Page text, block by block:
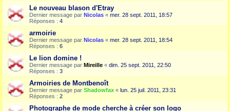
Le nouveau blason d'Etray
Dernier message par Nicolas « mer. 28 sept. 2011, 18:57
Réponses : 4
armoirie
Dernier message par Nicolas « mer. 28 sept. 2011, 18:54
Réponses : 6
Le lion domine !
Dernier message par Mireille « dim. 25 sept. 2011, 22:50
Réponses : 3
Armoiries de Montbenoît
Dernier message par Shadowfax « lun. 25 juil. 2011, 23:31
Réponses : 2
Photographe de mode cherche à créer son logo